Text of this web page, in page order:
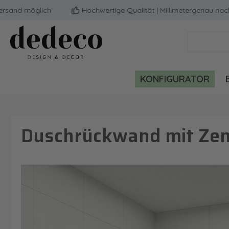
Hauptinhalt springen
Zur Suche springen
Zur Hauptnavigation springen
möglich Hochwertige Qualität | Millimetergenau nach
KONFIGURATOR
Duschrückwand mit